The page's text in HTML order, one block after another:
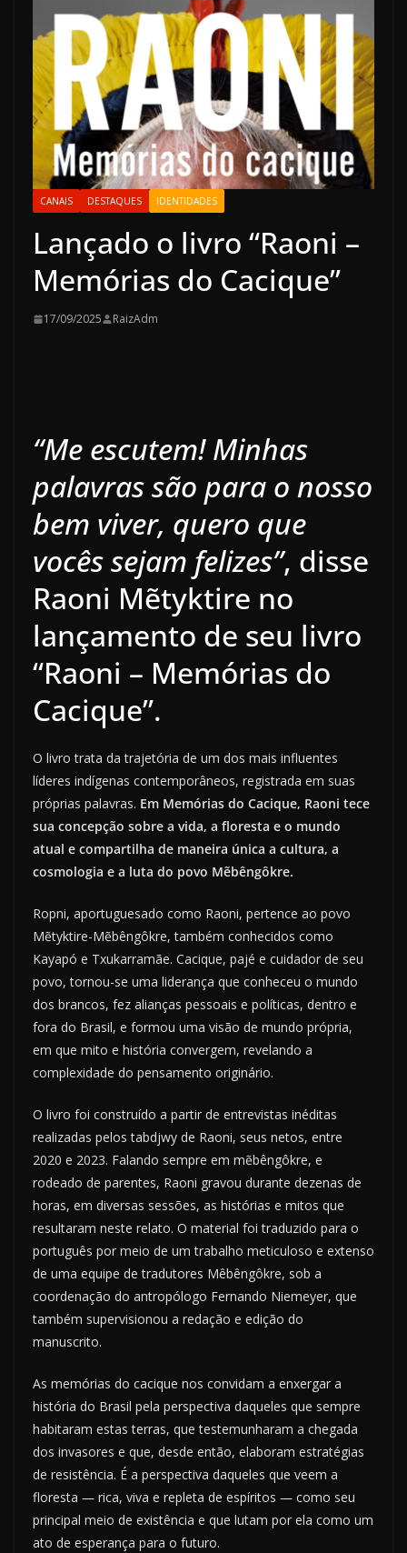
CANAIS DESTAQUES IDENTIDADES
Lançado o livro “Raoni –
Memórias do Cacique”
17/09/2025 RaizAdm
“Me escutem! Minhas
palavras são para o nosso
bem viver, quero que
vocês sejam felizes”, disse
Raoni Mẽtyktire no
lançamento de seu livro
“Raoni – Memórias do
Cacique”.
O livro trata da trajetória de um dos mais influentes
líderes indígenas contemporâneos, registrada em suas
próprias palavras. Em Memórias do Cacique, Raoni tece
sua concepção sobre a vida, a floresta e o mundo
atual e compartilha de maneira única a cultura, a
cosmologia e a luta do povo Mẽbêngôkre.
Ropni, aportuguesado como Raoni, pertence ao povo
Mẽtyktire-Mẽbêngôkre, também conhecidos como
Kayapó e Txukarramãe. Cacique, pajé e cuidador de seu
povo, tornou-se uma liderança que conheceu o mundo
dos brancos, fez alianças pessoais e políticas, dentro e
fora do Brasil, e formou uma visão de mundo própria,
em que mito e história convergem, revelando a
complexidade do pensamento originário.
O livro foi construído a partir de entrevistas inéditas
realizadas pelos tabdjwy de Raoni, seus netos, entre
2020 e 2023. Falando sempre em mẽbêngôkre, e
rodeado de parentes, Raoni gravou durante dezenas de
horas, em diversas sessões, as histórias e mitos que
resultaram neste relato. O material foi traduzido para o
português por meio de um trabalho meticuloso e extenso
de uma equipe de tradutores Mêbêngôkre, sob a
coordenação do antropólogo Fernando Niemeyer, que
também supervisionou a redação e edição do
manuscrito.
As memórias do cacique nos convidam a enxergar a
história do Brasil pela perspectiva daqueles que sempre
habitaram estas terras, que testemunharam a chegada
dos invasores e que, desde então, elaboram estratégias
de resistência. É a perspectiva daqueles que veem a
floresta ― rica, viva e repleta de espíritos ― como seu
principal meio de existência e que lutam por ela como um
ato de esperança para o futuro.